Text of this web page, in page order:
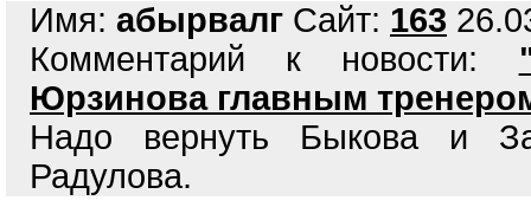
Имя: абырвалг Сайт: 163
Комментарий к новости:
Юрзинова главным
Надо вернуть Быкова и
Радулова.